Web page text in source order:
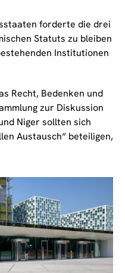
forderte die drei
Statuts zu bleiben
Institutionen
Recht, Bedenken und
zur Diskussion
Niger sollten sich
Austausch“ beteiligen,